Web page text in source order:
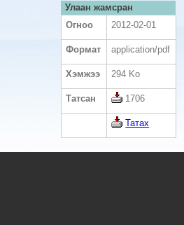
Улаан жамсран
Огноо
2012-02-01
Формат application/pdf
Хэмжээ 294 Ko
Татсан 1706
Татах